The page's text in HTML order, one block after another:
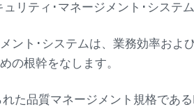
ュリティ･マネージメント･システ
ント･システムは、業務効率およ
の根幹をなします。
た品質マネージメント規格であ